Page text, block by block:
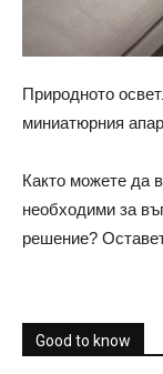
Природното
миниатюрния
Както можете да
необходими за
решение?
Good to know